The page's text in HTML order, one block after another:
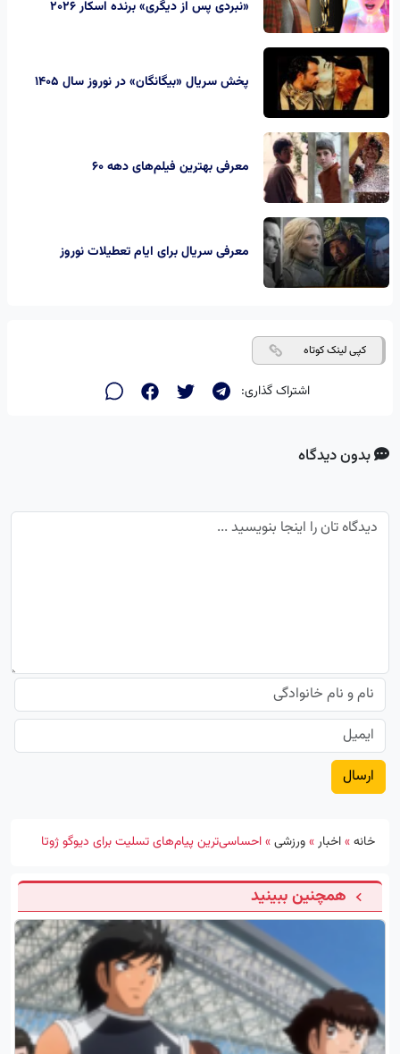
«نبردی پس از دیگری» برنده اسکار 2026
پخش سریال «بیگانگان» در نوروز سال ۱۴۰۵
معرفی بهترین فیلم‌های دهه ۶۰
معرفی سریال برای ایام تعطیلات نوروز
کپی لینک کوتاه
اشتراک گذاری:
بدون دیدگاه
خانه»اخبار»ورزشی»احساسی‌ترین پیام‌های تسلیت برای دیوگو ژوتا
همچنین ببینید